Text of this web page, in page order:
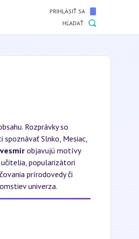
PRIHLÁSIŤ SA
HĽADAŤ
Rozprávky so
Slnko, Mesiac,
objavujú motívy
popularizátori
prírodovedy či
univerza.